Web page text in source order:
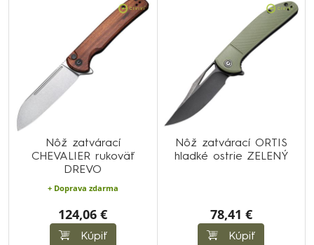
Nôž zatvárací
CHEVALIER rukoväť
DREVO
+ Doprava zdarma
124,06 €
Kúpiť
Nôž zatvárací ORTIS
hladké ostrie ZELENÝ
78,41 €
Kúpiť